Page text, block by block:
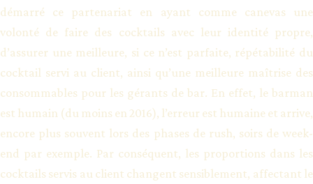
démarré ce partenariat en ayant comme canevas une
volonté de faire des cocktails avec leur identité propre,
d’assurer une meilleure, si ce n’est parfaite, répétabilité du
cocktail servi au client, ainsi qu’une meilleure maîtrise des
consommables pour les gérants de bar. En effet, le barman
est humain (du moins en 2016), l’erreur est humaine et arrive,
encore plus souvent lors des phases de rush, soirs de week-
end par exemple. Par conséquent, les proportions dans les
cocktails servis au client changent sensiblement, affectant le